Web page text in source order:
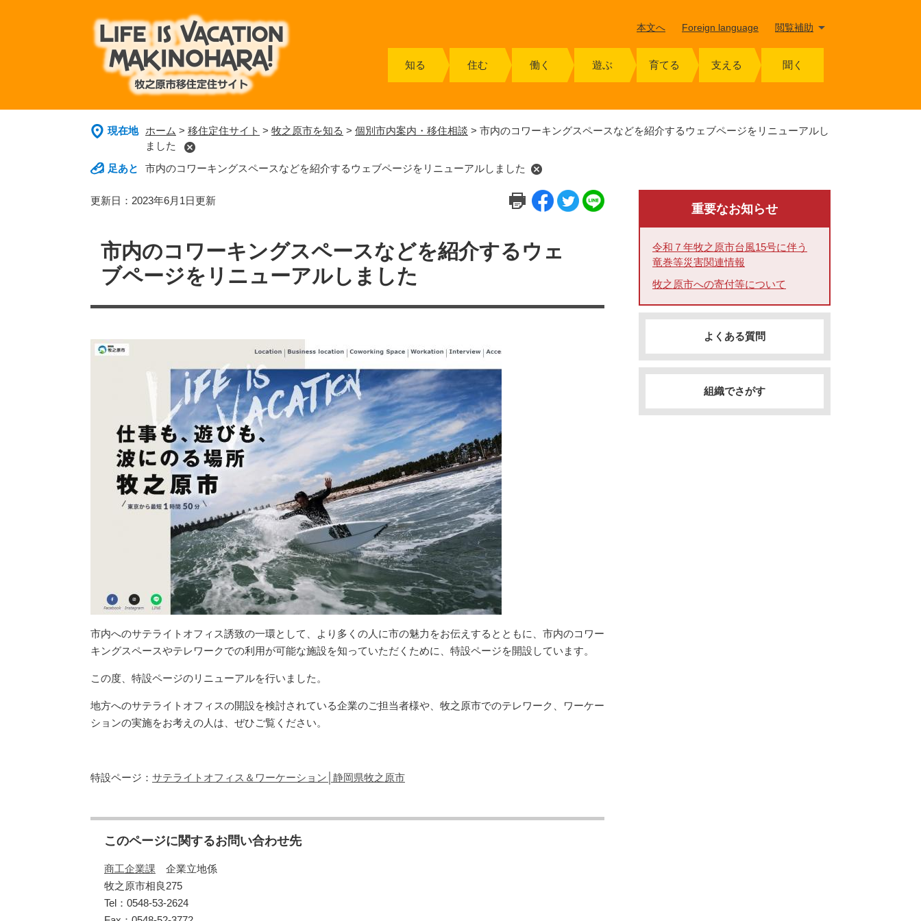
す
し
本文へ Foreign language 閲覧補助
知る 住む 働く 遊ぶ 育てる 支える 聞く
現在地 ホーム > 移住定住サイト > 牧之原市を知る > 個別市内案内・移住相談 > 市内のコワーキングスペースなどを紹介するウェブページをリニューアルし
ました
市内のコワーキングスペースなどを紹介するウェブページをリニューアルしました
本
更新日：2023年6月1日更新
市内のコワーキングスペースなどを紹介するウェ
ブページをリニューアルしました
市内へのサテライトオフィス誘致の一環として、より多くの人に市の魅力をお伝えするとともに、市内のコワー
キングスペースやテレワークでの利用が可能な施設を知っていただくために、特設ページを開設しています。
この度、特設ページのリニューアルを行いました。
地方へのサテライトオフィスの開設を検討されている企業のご担当者様や、牧之原市でのテレワーク、ワーケー
ションの実施をお考えの人は、ぜひご覧ください。
特設ページ： サテライトオフィス＆ワーケーション│静岡県牧之原市
このページに関するお問い合わせ先
商工企業課
企業立地係
牧之原市相良275
Tel：0548-53-2624
重要なお知らせ
令和７年牧之原市台風15号に伴う
竜巻等災害関連情報
牧之原市への寄付等について
よくある質問
組織でさがす